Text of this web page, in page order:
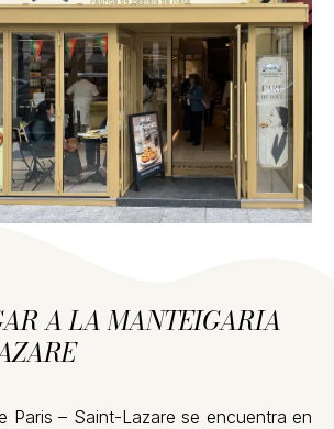
A LA MANTEIGARIA
Paris – Saint-Lazare se encuentra en